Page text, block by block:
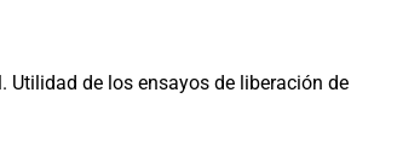
Utilidad de los ensayos de liberación de